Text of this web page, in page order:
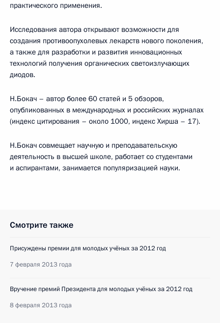
практического применения.
Исследования автора открывают возможности для
создания противоопухолевых лекарств нового поколения,
а также для разработки и развития инновационных
технологий получения органических светоизлучающих
диодов.
Н.Бокач – автор более 60 статей и 5 обзоров,
опубликованных в международных и российских журналах
(индекс цитирования – около 1000, индекс Хирша – 17).
Н.Бокач совмещает научную и преподавательскую
деятельность в высшей школе, работает со студентами
и аспирантами, занимается популяризацией науки.
Смотрите также
Присуждены премии для молодых учёных за 2012 год
7 февраля 2013 года
Вручение премий Президента для молодых учёных за 2012 год
8 февраля 2013 года